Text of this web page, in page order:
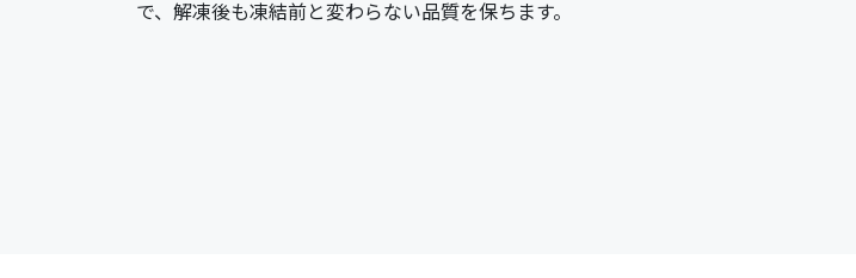
で、解凍後も凍結前と変わらない品質を保ちます。